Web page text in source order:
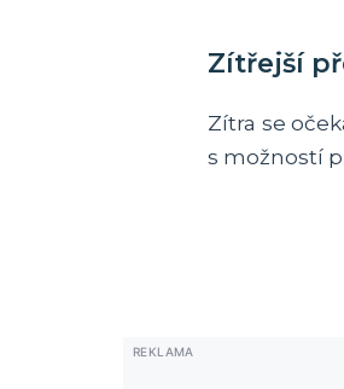
Zítřejší
Zítra se
s možností